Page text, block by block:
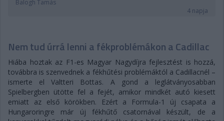
Balogh Tamás
4 napja
Nem tud úrrá lenni a fékproblémákon a Cadillac
Hiába hoztak az F1-es Magyar Nagydíjra fejlesztést is hozzá,
továbbra is szenvednek a fékhűtési problémáktól a Cadillacnél –
ismerte el Valtteri Bottas. A gond a leglátványosabban
Spielbergben ütötte fel a fejét, amikor mindkét autó kiesett
emiatt az első körökben. Ezért a Formula-1 új csapata a
Hungaroringre már új fékhűtő csatornával készült, de a